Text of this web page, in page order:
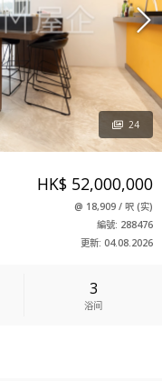
HK$ 52,000,000
@ 18,909/ 呎(实)
編號: 288476
更新: 04.08.2026
3
浴间
24